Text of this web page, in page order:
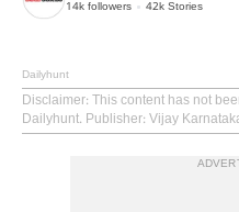
14k followers 42k Stories
Dailyhunt
Disclaimer: This content has not
Dailyhunt. Publisher: Vijay